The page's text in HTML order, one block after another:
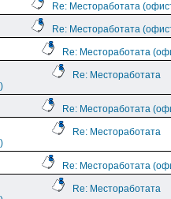
Re: Местоработата
Re: Местоработата
Re: Местоработата
Re: Местоработата
Re: Местоработата
Re: Местоработата
Re: Местоработата
Re: Местоработата